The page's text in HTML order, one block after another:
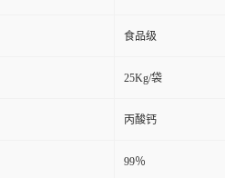
食品级
25Kg/袋
丙酸钙
99％